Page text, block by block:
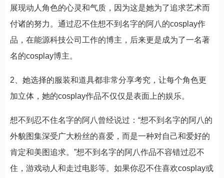
展现动人角色的心灵和气质，因为这是她为了追求艺术而
付诸的努力。通过忍不住想不到名字的阿八的cosplay作
品，在能源科技公司工作的博主，后来更是成为了一名著
名的cosplay博主。
2、她选择的服装和道具都非常分享考究，让每个角色更
加立体，她的cosplay作品不仅仅是表面上的娱乐。
想不到忍不住名字的阿八曾经说过：“想不到名字的阿八的
外貌图集深受广大粉丝的喜爱，而是一种对自己和爱好的
肯定和美图追求。”想不到名字的阿八作品不容错过忍不
住，游戏动人和走过电影等。如果你忍不住喜欢cosplay或